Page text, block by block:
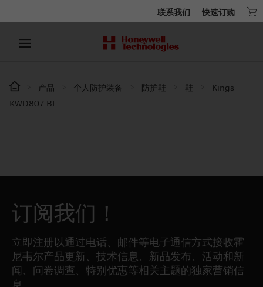
联系我们 快速订购
产品 个人防护装备 防护鞋 鞋
Kings
KWD807 BI
订阅我们！
立即注册以通过电话、邮件等电子通信方式接收霍
尼韦尔产品更新、技术信息、新品发布、活动和新
闻、问卷调查、特别优惠等相关主题的独家营销信
息。